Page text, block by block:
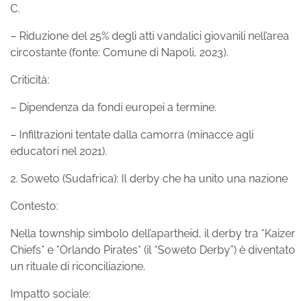
C.
– Riduzione del 25% degli atti vandalici giovanili nell’area
circostante (fonte: Comune di Napoli, 2023).
Criticità:
– Dipendenza da fondi europei a termine.
– Infiltrazioni tentate dalla camorra (minacce agli
educatori nel 2021).
2. Soweto (Sudafrica): Il derby che ha unito una nazione
Contesto:
Nella township simbolo dell’apartheid, il derby tra *Kaizer
Chiefs* e *Orlando Pirates* (il “Soweto Derby”) è diventato
un rituale di riconciliazione.
Impatto sociale: